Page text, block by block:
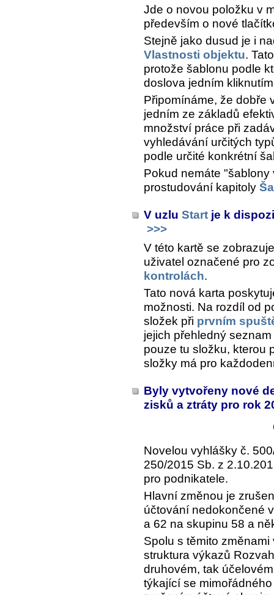
Jde o novou položku v
především o nové
Stejně jako dusud je i
Vlastnosti objektu.
protože šablonu podle
doslova jedním
Připomínáme, že dobře
jedním ze základů
množství práce při
vyhledávání určitých
podle určité konkrétní
Pokud nemáte
prostudování kapitoly
V uzlu Start je k
>>>
V této kartě se
uživatel označené pro
kontrolách.
Tato nová karta
možnosti. Na rozdíl od
složek při prvním
jejich přehledný
pouze tu složku, kterou
složky má pro
Byly vytvořeny nové
zisků a ztráty pro rok
Novelou vyhlášky č.
250/2015 Sb. z
pro podnikatele.
Hlavní změnou je
účtování nedokončené
a 62 na skupinu 58 a
Spolu s těmito
struktura výkazů
druhovém, tak
týkající se